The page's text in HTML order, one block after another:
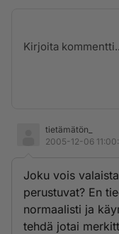
tietämätön_
2005-12-06
Joku vois
perustuvat? En
normaalisti ja
tehdä jotai